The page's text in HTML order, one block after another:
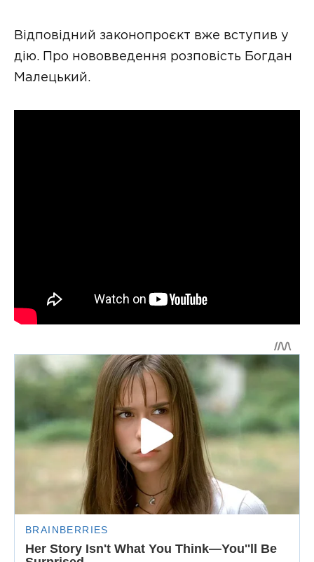
Відповідний законопроєкт вже вступив у
дію. Про нововведення розповість Богдан
Малецький.